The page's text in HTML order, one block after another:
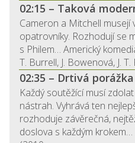
02:15 – Taková
Cameron a Mitchell musejí
opatrovníky. Rozhodují se
s Philem… Americký
T. Burrell, J. Bowenová, J.
02:35 – Drtivá porážka
Každý soutěžící musí
nástrah. Vyhrává ten
rozhoduje závěrečná,
doslova s každým